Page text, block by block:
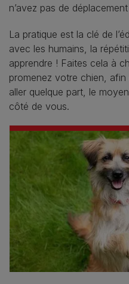
n’avez pas de
La pratique est la clé de
avec les humains, la
apprendre ! Faites cela à
promenez votre chien, afin
aller quelque part, le
côté de vous.